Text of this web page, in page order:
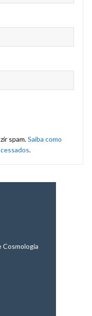
spam.Saiba como
.